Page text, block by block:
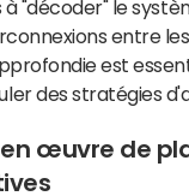
à "décoder" le
entre
est
des stratégies
œuvre de